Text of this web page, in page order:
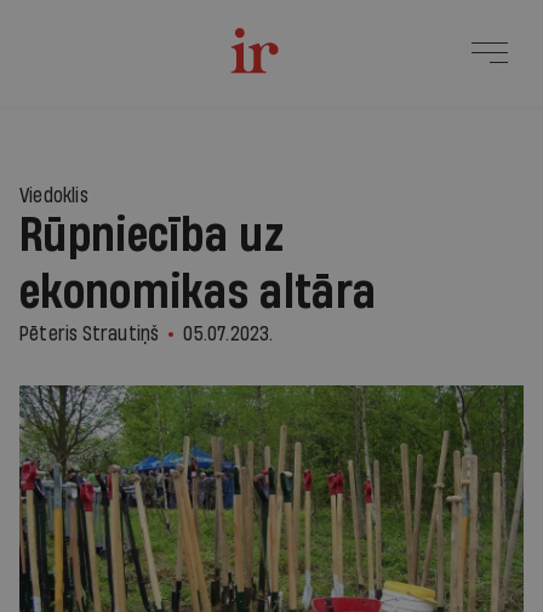
Viedoklis
Rūpniecība uz
ekonomikas altāra
Pēteris Strautiņš 05.07.2023.